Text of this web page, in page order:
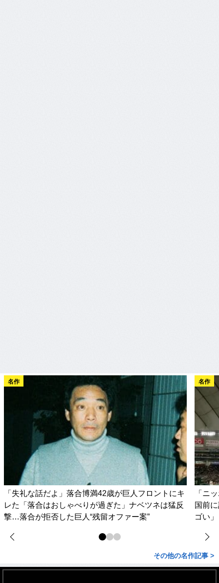
名作
「失礼な話だよ」落合博満42歳が巨人フロントにキ
レた「落合はおしゃべりが過ぎた」ナベツネは猛反
撃…落合が拒否した巨人“残留オファー案”
名作
「ニ
国前
ゴい
その他の名作記事 >